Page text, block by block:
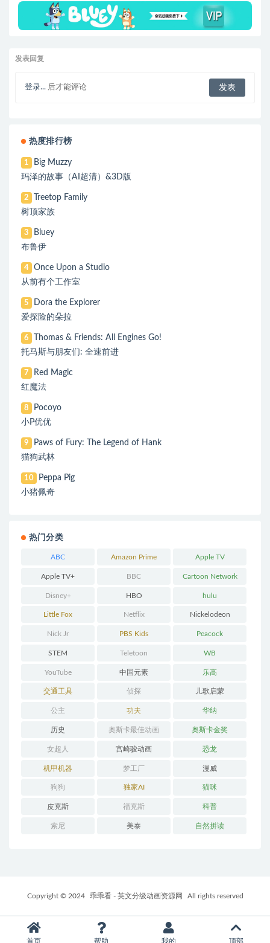
发表回复
登录... 后才能评论
热度排行榜
1
Big Muzzy
玛泽的故事（AI超清）&3D版
2
Treetop Family
树顶家族
3
Bluey
布鲁伊
4
Once Upon a Studio
从前有个工作室
5
Dora the Explorer
爱探险的朵拉
6
Thomas & Friends: All Engines Go!
托马斯与朋友们: 全速前进
7
Red Magic
红魔法
8
Pocoyo
小P优优
9
Paws of Fury: The Legend of Hank
猫狗武林
10
Peppa Pig
小猪佩奇
热门分类
ABC Amazon Prime Apple TV
Apple TV+ BBC Cartoon Network
Disney+ HBO hulu
Little Fox Netflix Nickelodeon
Nick Jr PBS Kids Peacock
STEM Teletoon WB
YouTube 中国元素 乐高
交通工具 侦探 儿歌启蒙
公主 功夫 华纳
历史 奥斯卡最佳动画 奥斯卡金奖
女超人 宫崎骏动画 恐龙
机甲机器 梦工厂 漫威
狗狗 独家AI 猫咪
皮克斯 福克斯 科普
索尼 美泰 自然拼读
Copyright © 2024 乖乖看 - 英文分级动画资源网 All rights reserved
首页 帮助 我的 顶部